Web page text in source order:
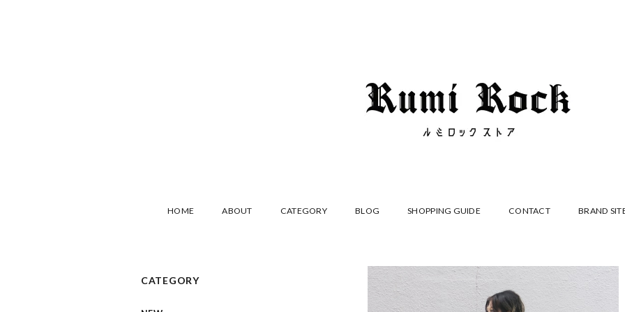
HOME ABOUT CATEGORY BLOG SHOPPING GUIDE CONTACT BRAND
CATEGORY